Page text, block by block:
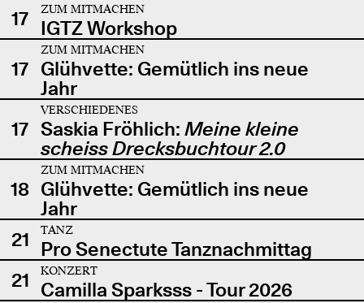
17
ZUM MITMACHEN
IGTZ Workshop
17
ZUM MITMACHEN
Glühvette: Gemütlich ins neue
Jahr
17
VERSCHIEDENES
Saskia Fröhlich: Meine kleine
scheiss Drecksbuchtour 2.0
18
ZUM MITMACHEN
Glühvette: Gemütlich ins neue
Jahr
21
TANZ
Pro Senectute Tanznachmittag
21
KONZERT
Camilla Sparksss - Tour 2026